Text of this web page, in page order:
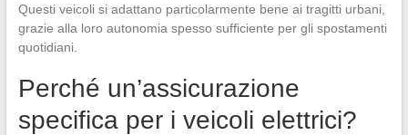
Questi veicoli si adattano particolarmente bene ai tragitti urbani,
grazie alla loro autonomia spesso sufficiente per gli spostamenti
quotidiani.
Perché un’assicurazione
specifica per i veicoli elettrici?